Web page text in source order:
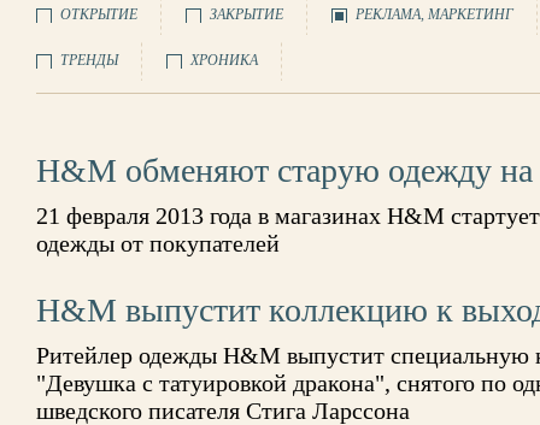
ОТКРЫТИЕ ЗАКРЫТИЕ РЕКЛАМА, МАРКЕТИНГ
ТРЕНДЫ ХРОНИКА
H&M обменяют старую одежду на
21 февраля 2013 года в магазинах H&M
одежды от покупателей
H&M выпустит коллекцию к
Ритейлер одежды H&M выпустит специальную
"Девушка с татуировкой дракона", снятого по
шведского писателя Стига Ларссона